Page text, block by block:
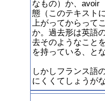
なもの）か、avoir
態（このテキスト
上がってからって
か。過去形は英語
去そのようなこと
を持っている、と
しかしフランス語
にくくてしょうが